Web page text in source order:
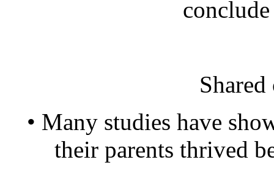
• Many studies have
their parents thrived